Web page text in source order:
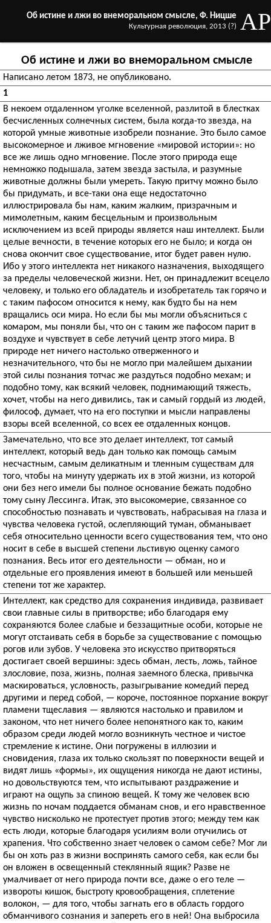
Об истине и лжи во внеморальном смысле, Ф. Ницше
Культурная революция, 2013 (?) AP
Об истине и лжи во внеморальном смысле
Написано летом 1873, не опубликовано.
1
В некоем отдаленном уголке вселенной, разлитой в блестках
бесчисленных солнечных систем, была когда-то звезда, на
которой умные животные изобрели познание. Это было самое
высокомерное и лживое мгновение «мировой истории»: но
все же лишь одно мгновение. После этого природа еще
немножко подышала, затем звезда застыла, и разумные
животные должны были умереть. Такую притчу можно было
бы придумать, и все-таки она еще недостаточно
иллюстрировала бы нам, каким жалким, призрачным и
мимолетным, каким бесцельным и произвольным
исключением из всей природы является наш интеллект. Были
целые вечности, в течение которых его не было; и когда он
снова окончит свое существование, итог будет равен нулю.
Ибо у этого интеллекта нет никакого назначения, выходящего
за пределы человеческой жизни. Нет, он принадлежит всецело
человеку, и только его обладатель и изобретатель так горячо и
с таким пафосом относится к нему, как будто бы на нем
вращались оси мира. Но если бы мы могли объясниться с
комаром, мы поняли бы, что он с таким же пафосом парит в
воздухе и чувствует в себе летучий центр этого мира. В
природе нет ничего настолько отверженного и
незначительного, что бы не могло при малейшем дыхании
этой силы познания тотчас же раздуться подобно мехам; и
подобно тому, как всякий человек, поднимающий тяжесть,
хочет, чтобы на него дивились, так и самый гордый из людей,
философ, думает, что на его поступки и мысли направлены
взоры всей вселенной, со всех ее отдаленных концов.
Замечательно, что все это делает интеллект, тот самый
интеллект, который ведь дан только как помощь самым
несчастным, самым деликатным и тленным существам для
того, чтобы на минуту удержать их в этой жизни, из которой
они без него имели бы полное основание бежать подобно
тому сыну Лессинга. Итак, это высокомерие, связанное со
способностью познавать и чувствовать, набрасывая на глаза и
чувства человека густой, ослепляющий туман, обманывает
себя относительно ценности всего существования тем, что оно
носит в себе в высшей степени льстивую оценку самого
познания. Весь итог его деятельности — обман, но и
отдельные его проявления имеют в большей или меньшей
степени тот же характер.
Интеллект, как средство для сохранения индивида, развивает
свои главные силы в притворстве; ибо благодаря ему
сохраняются более слабые и беззащитные особи, которые не
могут отстаивать себя в борьбе за существование с помощью
рогов или зубов. У человека это искусство притворяться
достигает своей вершины: здесь обман, лесть, ложь, тайное
злословие, поза, жизнь, полная заемного блеска, привычка
маскироваться, условность, разыгрывание комедий перед
другими и перед собой, — короче, постоянное порхание вокруг
пламени тщеславия — являются настолько и правилом и
законом, что нет ничего более непонятного как то, каким
образом среди людей могло возникнуть честное и чистое
стремление к истине. Они погружены в иллюзии и
сновидения, глаза их только скользят по поверхности вещей и
видят лишь «формы», их ощущения никогда не дают истины,
но довольствуются тем, что испытывают раздражение и
играют на ощупь за спиною вещей. К тому же человек всю
жизнь по ночам поддается обманам снов, и его нравственное
чувство нисколько не протестует против этого; между тем как
есть люди, которые благодаря усилиям воли отучились от
храпения. Что собственно знает человек о самом себе? Мог ли
бы он хоть раз в жизни воспринять самого себя, как если бы
он вложен в освещенный стеклянный ящик? Разве не
умалчивает от него природа почти все, даже о его теле —
извороты кишок, быстроту кровообращения, сплетение
волокон, — для того, чтобы загнать его в область гордого
обманчивого сознания и запереть его в ней! Она выбросила